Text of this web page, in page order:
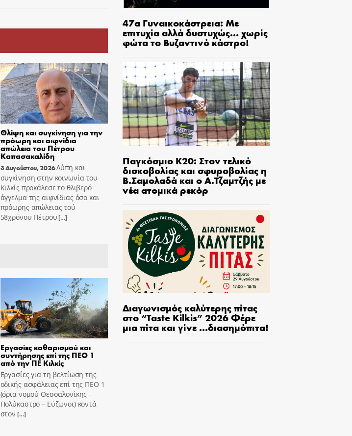
Θλίψη και συγκίνηση για την
πρόωρη και αιφνίδια
απώλεια του Πέτρου
Καπασακαλίδη
3 Αυγούστου, 2026Λύπη και
συγκίνηση στην κοινωνία του
Κιλκίς προκάλεσε το θλιβερό
άγγελμα της αιφνίδιας όσο και
πρόωρης απώλειας τού
58χρόνου Πέτρου[…]
Εργασίες καθαρισμού και
συντήρησης επί της ΠΕΟ 1
από την ΠΕ Κιλκίς
Εργασίες για τη βελτίωση της
οδικής ασφάλειας επί της ΠΕΟ 1
(όρια νομού Θεσσαλονίκης –
Πολύκαστρο – Εύζωνοι) κοντά
στον […]
47α Γυναικοκάστρεια: Με
επιτυχία αλλά δυστυχώς… χωρίς
φώτα το Βυζαντινό κάστρο!
Παγκόσμιο Κ20: Στον τελικό
δισκοβολίας και σφυροβολίας η
Β.Σαμολαδά και ο Α.Τζαμτζής με
νέα ατομικά ρεκόρ
Διαγωνισμός καλύτερης πίτας
στο “Taste Kilkis” 2026 Φέρε
μια πίτα και γίνε …διασημόπιτα!